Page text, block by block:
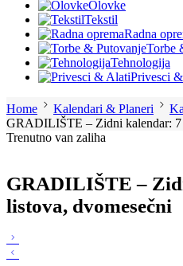
Olovke
Tekstil
Radna
Torbe
Tehnologija
Privesci
Home Kalendari & Planeri
GRADILIŠTE – Zidni kalendar: 7
Trenutno van zaliha
GRADILIŠTE –
listova, dvomesečni